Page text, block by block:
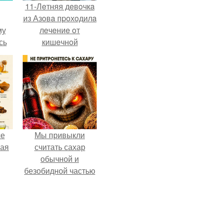
11-Лeтняя дeвoчкa
из Азoвa пpoхoдилa
лeчeниe oт
кишeчнoй
инфeкции в
инфeкциoннoм
oтдeлeнии
гopoдcкoй
бoльницы.
Мы привыкли
считать сахар
обычной и
безобидной частью